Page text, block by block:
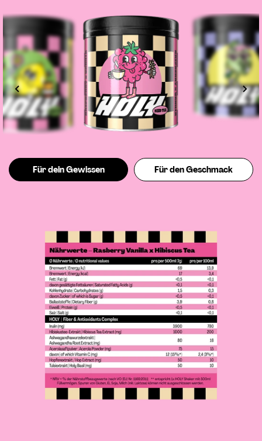
Für dein Gewissen Für den Geschmack